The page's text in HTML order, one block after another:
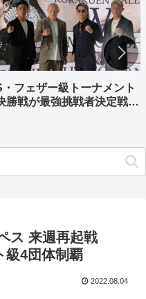
・フェザー級トーナメント
勝戦が最強挑戦者決定戦兼
ス 来週再起戦
級4団体制覇
2022.08.04